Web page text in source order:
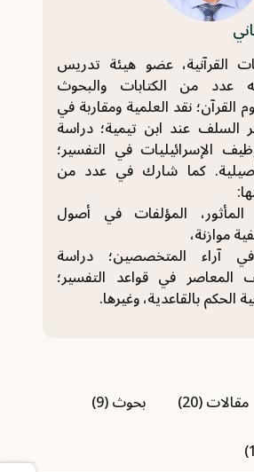
القرآنية، عضو هيئة تدريس
عدد من الكتابات والبحوث
القرآن؛ نقد العلمية ومقاربة في
السلف عند ابن تيمية؛ دراسة
الإسرائيليات في التفسير؛
كما شارك في عدد من
المؤلفات في أصول
موازنة،
آراء المتخصصين؛ دراسة
المعاصر في قواعد التفسير؛
الحكم بالقاعدية، وغيرها.
مقالات (20)
بحوث (9)